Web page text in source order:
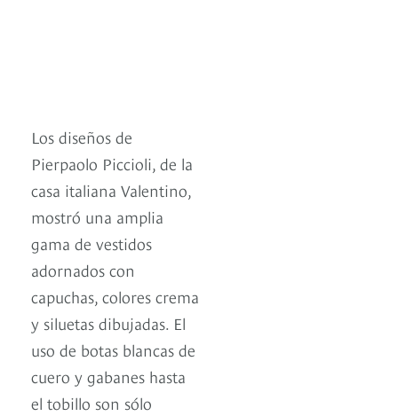
Los diseños de
Pierpaolo Piccioli, de la
casa italiana Valentino,
mostró una amplia
gama de vestidos
adornados con
capuchas, colores crema
y siluetas dibujadas. El
uso de botas blancas de
cuero y gabanes hasta
el tobillo son sólo